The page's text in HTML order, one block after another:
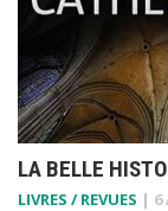
LA BELLE
LIVRES / REVUES | 6